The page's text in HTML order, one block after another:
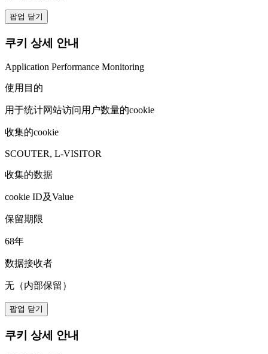
팝업 닫기
쿠키 상세 안내
Application Performance Monitoring
使用目的
用于统计网站访问用户数量的cookie
收集的cookie
SCOUTER, L-VISITOR
收集的数据
cookie ID及Value
保留期限
68年
数据接收者
无（内部保留）
팝업 닫기
쿠키 상세 안내